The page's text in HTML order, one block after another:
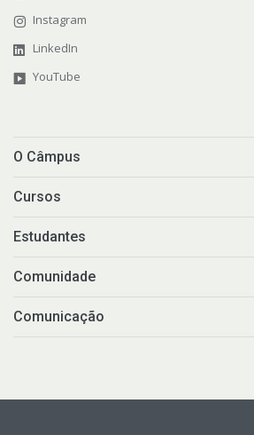
Instagram
LinkedIn
YouTube
O Câmpus
Cursos
Estudantes
Comunidade
Comunicação